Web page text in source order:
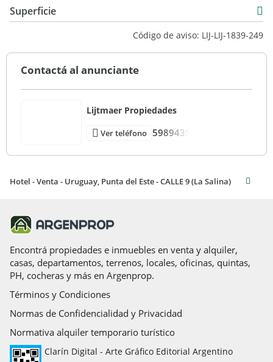
Superficie
Código de aviso: LIJ-LIJ-1839-249
Contactá al anunciante
Lijtmaer Propiedades
Ver teléfono 5989435
Hotel - Venta - Uruguay, Punta del Este - CALLE 9 (La Salina)
Encontrá propiedades e inmuebles en venta y alquiler,
casas, departamentos, terrenos, locales, oficinas, quintas,
PH, cocheras y más en Argenprop.
Términos y Condiciones
Normas de Confidencialidad y Privacidad
Normativa alquiler temporario turístico
Clarín Digital - Arte Gráfico Editorial Argentino